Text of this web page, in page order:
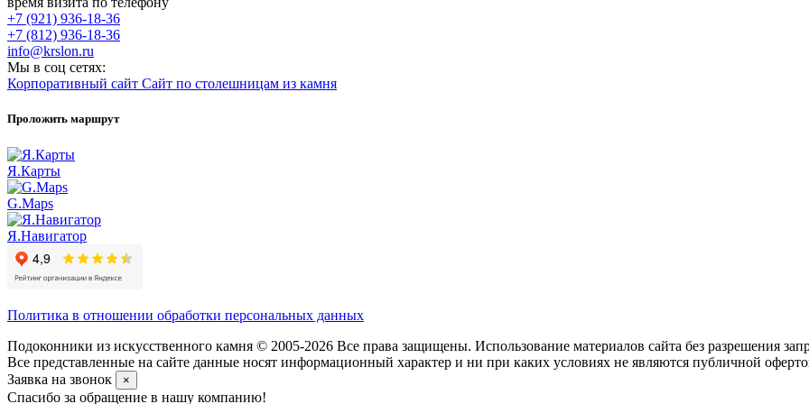
+7 (921) 936-18-36
+7 (812) 936-18-36
info@krslon.ru
Мы в соц сетях:
Корпоративный сайт Сайт по столешницам из камня
Проложить маршрут
Я.Карты
G.Maps
Я.Навигатор
Политика в отношении обработки персональных данных
Подоконники из искусственного камня © 2005-2026 Все права защищены. Использование материалов сайта без разрешения
Все представленные на сайте данные носят информационный характер и ни при каких условиях не являются публичной
Заявка на звонок
×
Спасибо за обращение в нашу компанию!